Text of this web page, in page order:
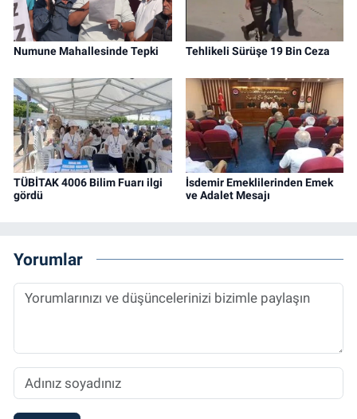
Numune Mahallesinde Tepki Tehlikeli Sürüşe 19 Bin Ceza
TÜBİTAK 4006 Bilim Fuarı ilgi
gördü
İsdemir Emeklilerinden Emek
ve Adalet Mesajı
Yorumlar